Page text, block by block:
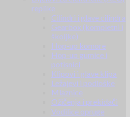
replike
Cilindri i glave cilindra
Gearbox (kompletni i
školjke)
Hop-up komore
Hop-up gumice i
potisnici
Klipovi i glave klipa
Ležajevi i podloške
Mlaznice
Ožičenja i prekidači
Vodilice opruge